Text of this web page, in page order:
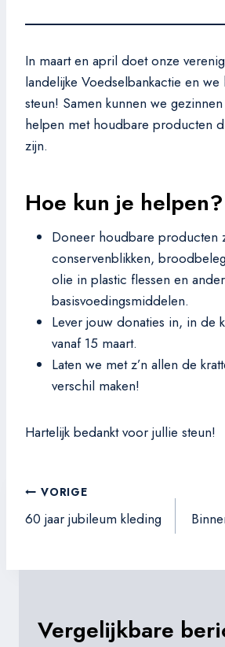
In maart en april doet onze
landelijke Voedselbankactie en
steun! Samen kunnen we
helpen met houdbare producten
zijn.
Hoe kun je helpen?
Doneer houdbare producten
conservenblikken,
olie in plastic flessen en
basisvoedingsmiddelen.
Lever jouw donaties in, in de
vanaf 15 maart.
Laten we met z’n allen de
verschil maken!
Hartelijk bedankt voor jullie steun!
Berichtnavigatie
VORIGE
60 jaar jubileum kleding
Vergelijkbare